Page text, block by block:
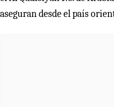
aseguran desde el país